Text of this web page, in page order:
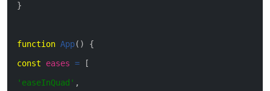
}
function App( )
{
const eases =
[
'easeInQuad' ,